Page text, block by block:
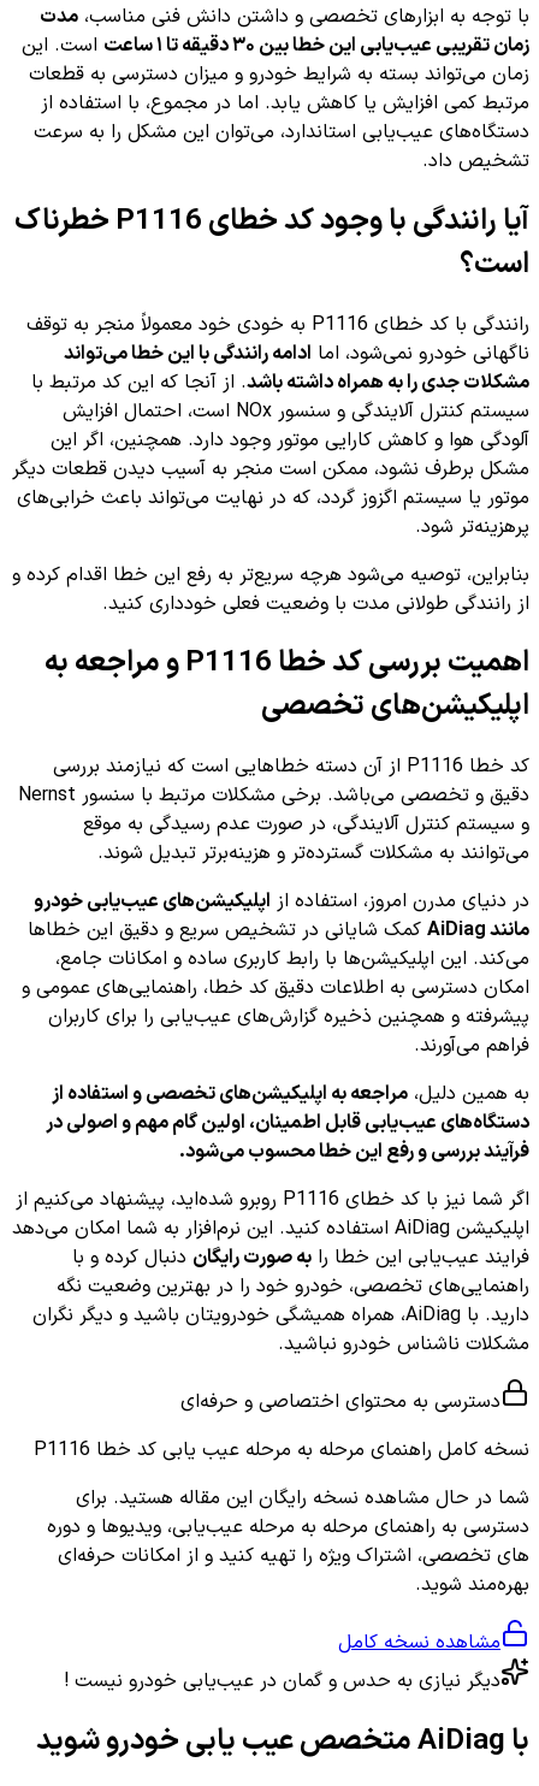
با توجه به ابزارهای تخصصی و داشتن دانش فنی مناسب، مدت
زمان تقریبی عیب‌یابی این خطا بین ۳۰ دقیقه تا ۱ ساعت
است. این
زمان می‌تواند بسته به شرایط خودرو و میزان دسترسی به قطعات
مرتبط کمی افزایش یا کاهش یابد. اما در مجموع، با استفاده از
دستگاه‌های عیب‌یابی استاندارد، می‌توان این مشکل را به سرعت
تشخیص داد.
آیا رانندگی با وجود کد خطای P1116 خطرناک
است؟
رانندگی با کد خطای P1116 به خودی خود معمولاً منجر به توقف
ناگهانی خودرو نمی‌شود، اما ادامه رانندگی با این خطا می‌تواند
مشکلات جدی را به همراه داشته باشد. از آنجا که این کد مرتبط با
سیستم کنترل آلایندگی و سنسور NOx است، احتمال افزایش
آلودگی هوا و کاهش کارایی موتور وجود دارد. همچنین، اگر این
مشکل برطرف نشود، ممکن است منجر به آسیب دیدن قطعات دیگر
موتور یا سیستم اگزوز گردد، که در نهایت می‌تواند باعث خرابی‌های
پرهزینه‌تر شود.
بنابراین، توصیه می‌شود هرچه سریع‌تر به رفع این خطا اقدام کرده و
از رانندگی طولانی مدت با وضعیت فعلی خودداری کنید.
اهمیت بررسی کد خطا P1116 و مراجعه به
اپلیکیشن‌های تخصصی
کد خطا P1116 از آن دسته خطاهایی است که نیازمند بررسی
دقیق و تخصصی می‌باشد. برخی مشکلات مرتبط با سنسور Nernst
و سیستم کنترل آلایندگی، در صورت عدم رسیدگی به موقع
می‌توانند به مشکلات گسترده‌تر و هزینه‌برتر تبدیل شوند.
در دنیای مدرن امروز، استفاده از اپلیکیشن‌های عیب‌یابی خودرو
مانند AiDiag
کمک شایانی در تشخیص سریع و دقیق این خطاها
می‌کند. این اپلیکیشن‌ها با رابط کاربری ساده و امکانات جامع،
امکان دسترسی به اطلاعات دقیق کد خطا، راهنمایی‌های عمومی و
پیشرفته و همچنین ذخیره گزارش‌های عیب‌یابی را برای کاربران
فراهم می‌آورند.
به همین دلیل، مراجعه به اپلیکیشن‌های تخصصی و استفاده از
دستگاه‌های عیب‌یابی قابل اطمینان، اولین گام مهم و اصولی در
فرآیند بررسی و رفع این خطا محسوب می‌شود.
اگر شما نیز با کد خطای P1116 روبرو شده‌اید، پیشنهاد می‌کنیم از
اپلیکیشن AiDiag استفاده کنید. این نرم‌افزار به شما امکان می‌دهد
فرایند عیب‌یابی این خطا را به صورت رایگان دنبال کرده و با
راهنمایی‌های تخصصی، خودرو خود را در بهترین وضعیت نگه
دارید. با AiDiag، همراه همیشگی خودرویتان باشید و دیگر نگران
مشکلات ناشناس خودرو نباشید.
دسترسی به محتوای اختصاصی و حرفه‌ای
نسخه کامل راهنمای مرحله به مرحله عیب یابی کد خطا P1116
شما در حال مشاهده نسخه رایگان این مقاله هستید. برای
دسترسی به راهنمای مرحله به مرحله عیب‌یابی، ویدیوها و دوره
های تخصصی، اشتراک ویژه را تهیه کنید و از امکانات حرفه‌ای
بهره‌مند شوید.
مشاهده نسخه کامل
دیگر نیازی به حدس و گمان در عیب‌یابی خودرو نیست !
با AiDiag متخصص عیب یابی خودرو شوید